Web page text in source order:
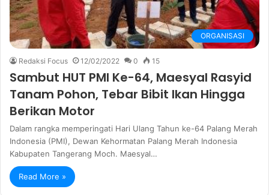
ORGANISASI
Redaksi Focus 12/02/2022 0 15
Sambut HUT PMI Ke-64, Maesyal Rasyid
Tanam Pohon, Tebar Bibit Ikan Hingga
Berikan Motor
Dalam rangka memperingati Hari Ulang Tahun ke-64 Palang Merah
Indonesia (PMI), Dewan Kehormatan Palang Merah Indonesia
Kabupaten Tangerang Moch. Maesyal…
Read More »